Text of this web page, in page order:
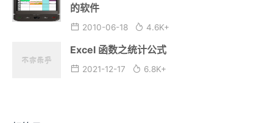
的软件
2010-06-18 4.6K+
Excel 函数之统计公式
2021-12-17 6.8K+